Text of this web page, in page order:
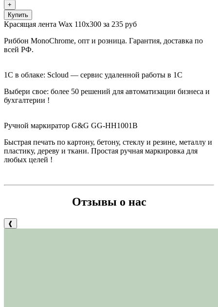
+
Купить
Красящая лента Wax 110х300 за 235 руб
Риббон MonoChrome, опт и розница. Гарантия, доставка по
всей РФ.
1С в облаке: Scloud — сервис удаленной работы в 1С
Выбери свое: более 50 решений для автоматизации бизнеса и
бухгалтерии !
Ручной маркиратор G&G GG-HH1001B
Быстрая печать по картону, бетону, стеклу и резине, металлу и
пластику, дереву и ткани. Простая ручная маркировка для
любых целей !
Отзывы о нас
❰